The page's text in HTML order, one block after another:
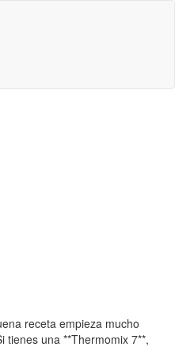
receta empieza mucho
tienes una **Thermomix 7**,